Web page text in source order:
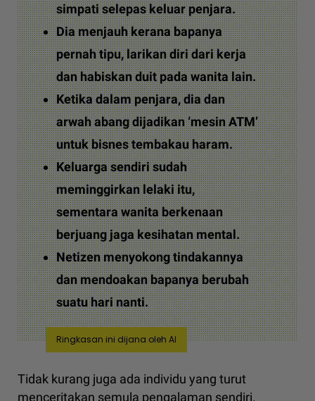
simpati selepas keluar penjara.
Dia menjauh kerana bapanya
pernah tipu, larikan diri dari kerja
dan habiskan duit pada wanita lain.
Ketika dalam penjara, dia dan
arwah abang dijadikan ‘mesin ATM’
untuk bisnes tembakau haram.
Keluarga sendiri sudah
meminggirkan lelaki itu,
sementara wanita berkenaan
berjuang jaga kesihatan mental.
Netizen menyokong tindakannya
dan mendoakan bapanya berubah
suatu hari nanti.
Ringkasan ini dijana oleh AI
Tidak kurang juga ada individu yang turut
menceritakan semula pengalaman sendiri.